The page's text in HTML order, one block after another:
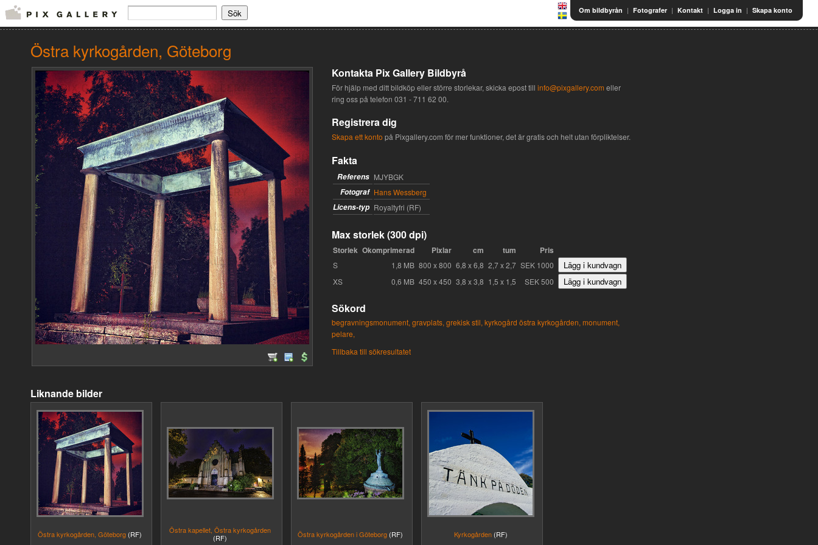
Om bildbyrån | Fotografer | Kontakt | Logga in | Skapa konto
Östra kyrkogården, Göteborg
Kontakta Pix Gallery Bildbyrå
För hjälp med ditt bildköp eller större storlekar, skicka epost till info@pixgallery.com eller
ring oss på telefon 031 - 711 62 00.
Registrera dig
Skapa ett konto på Pixgallery.com för mer funktioner, det är gratis och helt utan förpliktelser.
Fakta
Referens MJYBGK
Fotograf Hans Wessberg
Licens-typ Royaltyfri (RF)
Max storlek (300 dpi)
Storlek Okomprimerad Pixlar cm tum Pris
S 1,8 MB 800 x 800 6,8 x 6,8 2,7 x 2,7 SEK 1000
XS
0,6 MB 450 x 450 3,8 x 3,8 1,5 x 1,5 SEK 500
Sökord
begravningsmonument, gravplats, grekisk stil, kyrkogård östra kyrkogården, monument,
pelare,
Tillbaka till sökresultatet
Liknande bilder
Östra kyrkogården, Göteborg (RF)
Östra kapellet, Östra kyrkogården
(RF)
Östra kyrkogården i Göteborg (RF) Kyrkogården (RF)